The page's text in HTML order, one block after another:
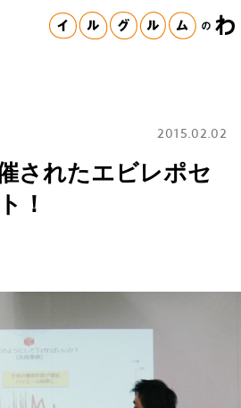
されたエビレポセ
！
2015.02.02